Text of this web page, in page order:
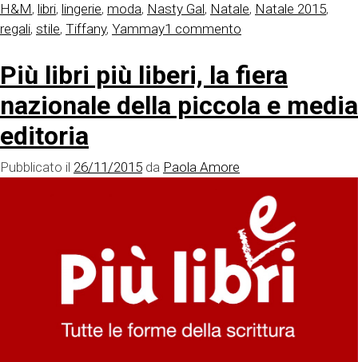
H&M, libri, lingerie, moda, Nasty Gal, Natale, Natale 2015,
regali, stile, Tiffany, Yammay1 commento
2015-
Guida
ai
Più libri più liberi, la fiera
nazionale della piccola e media
editoria
Pubblicato il 26/11/2015 da Paola Amore